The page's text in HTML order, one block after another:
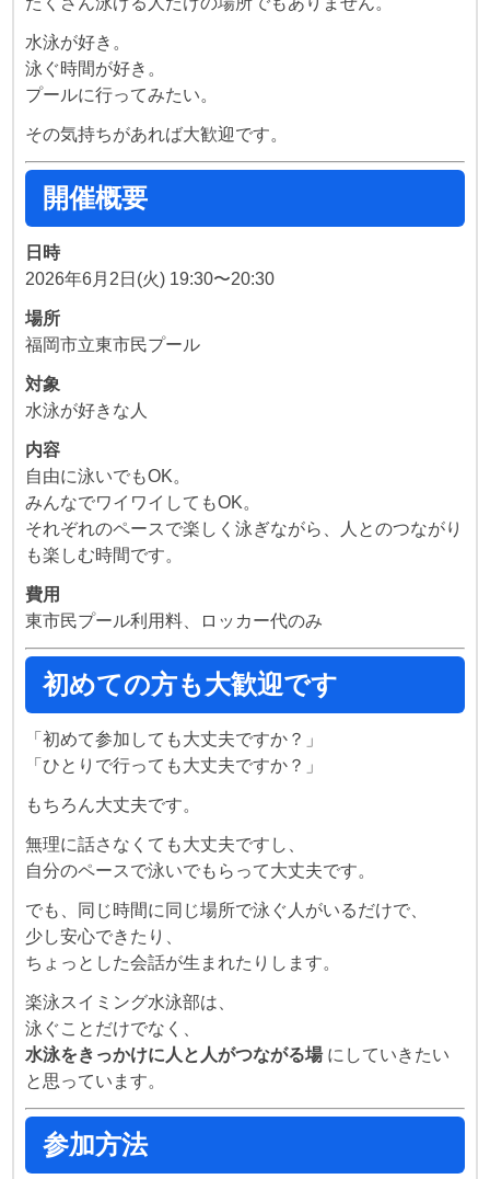
水泳が好き。
泳ぐ時間が好き。
プールに行ってみたい。
その気持ちがあれば大歓迎です。
開催概要
日時
2026年6月2日(火) 19:30〜20:30
場所
福岡市立東市民プール
対象
水泳が好きな人
内容
自由に泳いでもOK。
みんなでワイワイしてもOK。
それぞれのペースで楽しく泳ぎながら、人とのつながり
も楽しむ時間です。
費用
東市民プール利用料、ロッカー代のみ
初めての方も大歓迎です
「初めて参加しても大丈夫ですか？」
「ひとりで行っても大丈夫ですか？」
もちろん大丈夫です。
無理に話さなくても大丈夫ですし、
自分のペースで泳いでもらって大丈夫です。
でも、同じ時間に同じ場所で泳ぐ人がいるだけで、
少し安心できたり、
ちょっとした会話が生まれたりします。
楽泳スイミング水泳部は、
泳ぐことだけでなく、
水泳をきっかけに人と人がつながる場にしていきたい
と思っています。
参加方法